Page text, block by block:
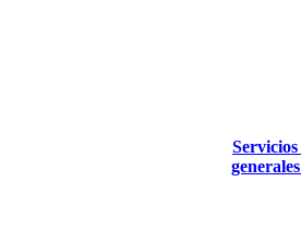
Servicios
generales